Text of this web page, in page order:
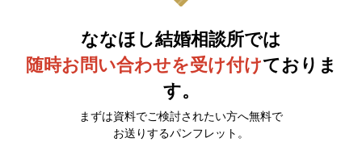
ななほし結婚相談所では
随時お問い合わせを受け付けておりま
す。
まずは資料でご検討されたい方へ無料で
お送りするパンフレット。